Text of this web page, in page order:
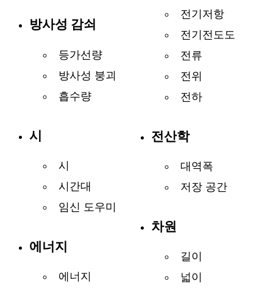
방사성 감쇠
등가선량
방사성 붕괴
흡수량
시
시
시간대
임신 도우미
에너지
에너지
전기저항
전기전도도
전류
전위
전하
전산학
대역폭
저장 공간
차원
길이
넓이